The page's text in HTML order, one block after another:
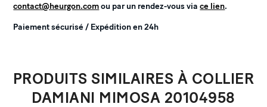
contact@heurgon.comou par un rendez-vous viace lien.
Paiement sécurisé / Expédition en 24h
PRODUITS SIMILAIRES À COLLIER
DAMIANI MIMOSA 20104958